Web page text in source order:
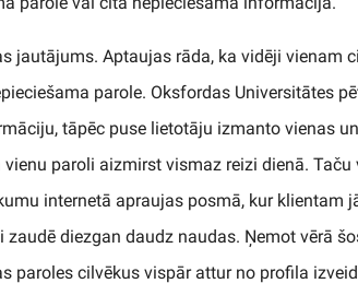
jautājums. Aptaujas rāda, ka vidēji vienam
parole. Oksfordas Universitātes
tāpēc puse lietotāju izmanto vienas
paroli aizmirst vismaz reizi dienā.
internetā apraujas posmā, kur klientam
diezgan daudz naudas. Ņemot vērā
paroles cilvēkus vispār attur no profila